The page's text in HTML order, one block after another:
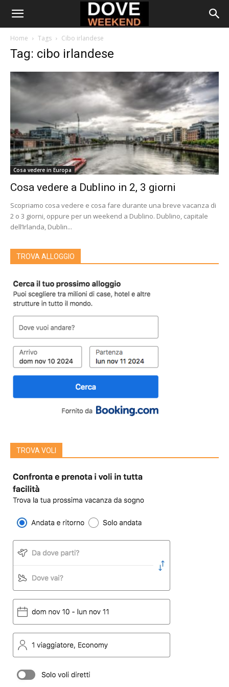
Home Tags Cibo irlandese
Tag: cibo irlandese
Cosa vedere in Europa
Cosa vedere a Dublino in 2, 3 giorni
Scopriamo cosa vedere e cosa fare durante una breve vacanza di
2 o 3 giorni, oppure per un weekend a Dublino. Dublino, capitale
dell’Irlanda, Dublin...
TROVA ALLOGGIO
TROVA VOLI